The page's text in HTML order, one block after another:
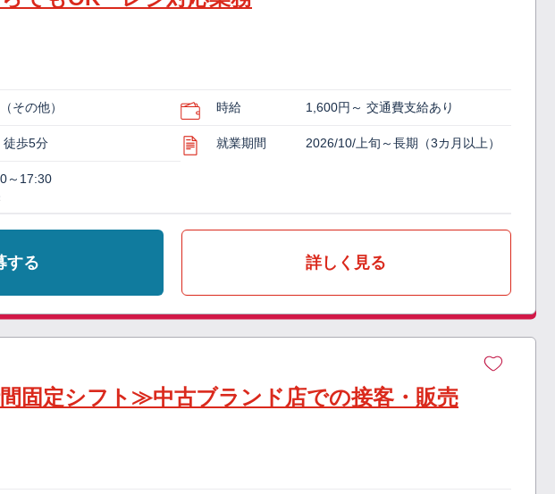
その他） 時給 1,600円～ 交通費支給あり
徒歩5分 就業期間 2026/10/上旬～長期（3カ月以上）
～17:30
する 詳しく見る
固定シフト≫中古ブランド店での接客・販売